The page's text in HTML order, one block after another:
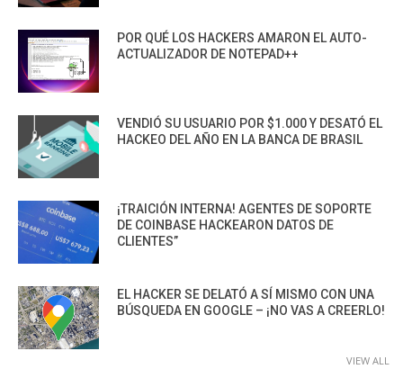
POR QUÉ LOS HACKERS AMARON EL AUTO-
ACTUALIZADOR DE NOTEPAD++
VENDIÓ SU USUARIO POR $1.000 Y DESATÓ EL
HACKEO DEL AÑO EN LA BANCA DE BRASIL
¡TRAICIÓN INTERNA! AGENTES DE SOPORTE
DE COINBASE HACKEARON DATOS DE
CLIENTES”
EL HACKER SE DELATÓ A SÍ MISMO CON UNA
BÚSQUEDA EN GOOGLE – ¡NO VAS A CREERLO!
VIEW ALL